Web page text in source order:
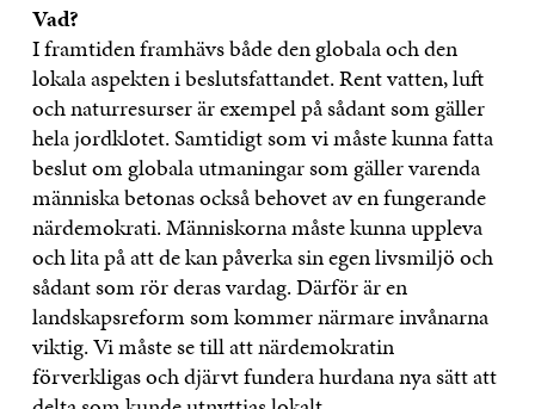
Vad?
I framtiden framhävs både den globala och den
lokala aspekten i beslutsfattandet. Rent vatten, luft
och naturresurser är exempel på sådant som gäller
hela jordklotet. Samtidigt som vi måste kunna fatta
beslut om globala utmaningar som gäller varenda
människa betonas också behovet av en fungerande
närdemokrati. Människorna måste kunna uppleva
och lita på att de kan påverka sin egen livsmiljö och
sådant som rör deras vardag. Därför är en
landskapsreform som kommer närmare invånarna
viktig. Vi måste se till att närdemokratin
förverkligas och djärvt fundera hurdana nya sätt att